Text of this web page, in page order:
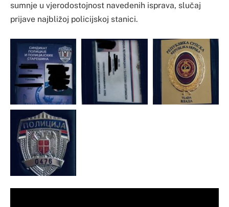
sumnje u vjerodostojnost navedenih isprava, slučaj
prijave najbližoj policijskoj stanici.